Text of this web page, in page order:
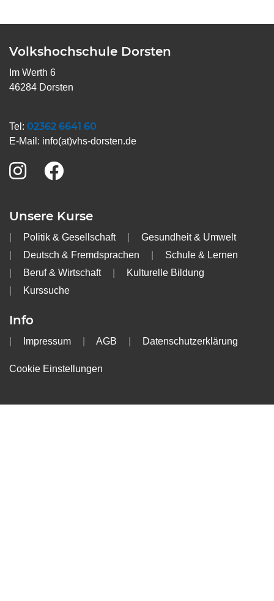
Volkshochschule Dorsten
Im Werth 6
46284 Dorsten
Tel: 02362 6641 60
E-Mail: info(at)vhs-dorsten.de
Unsere Kurse
Politik & Gesellschaft
Gesundheit & Umwelt
Deutsch & Fremdsprachen
Schule & Lernen
Beruf & Wirtschaft
Kulturelle Bildung
Kurssuche
Info
Impressum AGB Datenschutzerklärung
Cookie Einstellungen